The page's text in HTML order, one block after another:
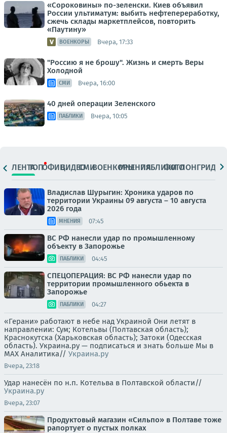
«Сороковины» по-зеленски. Киев объявил
России ультиматум: выбить нефтепереработку,
сжечь склады маркетплейсов, повторить
«Паутину»
ВОЕНКОРЫ Вчера, 17:33
"Россию я не брошу". Жизнь и смерть Веры
Холодной
СМИ Вчера, 16:00
40 дней операции Зеленского
ПАБЛИКИ Вчера, 10:05
ЛЕНТАТОПОФИЦ.ВИДЕОСМИВОЕНКОРЫМНЕНИЯПАБЛИКИ
ФОТОЛОНГРИДЫ
Владислав Шурыгин: Хроника ударов по
территории Украины 09 августа – 10 августа
2026 года
МНЕНИЯ 07:45
ВС РФ нанесли удар по промышленному
объекту в Запорожье
ПАБЛИКИ 04:45
СПЕЦОПЕРАЦИЯ: ВС РФ нанесли удар по
территории промышленного обьекта в
Запорожье
ПАБЛИКИ 04:27
«Герани» работают в небе над Украиной Они летят в
направлении: Сум; Котельвы (Полтавская область);
Краснокутска (Харьковская область); Затоки (Одесская
область). Украина.ру — подписаться и знать больше Мы в
MAX Аналитика// Украина.ру
Вчера, 23:18
Удар нанесён по н.п. Котельва в Полтавской области//
Украина.ру
Вчера, 23:07
Продуктовый магазин «Сильпо» в Полтаве тоже
рапортует о пустых полках